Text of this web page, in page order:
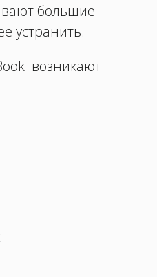
большие
устранить.
возникают